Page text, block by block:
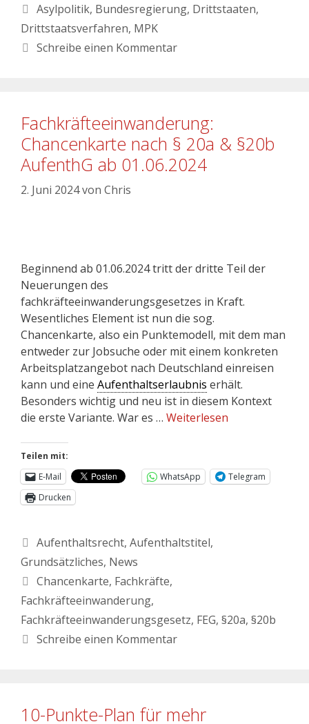
Asylpolitik, Bundesregierung, Drittstaaten,
Drittstaatsverfahren, MPK
Schreibe einen Kommentar
Fachkräfteeinwanderung:
Chancenkarte nach § 20a & §20b
AufenthG ab 01.06.2024
2. Juni 2024von Chris
Beginnend ab 01.06.2024 tritt der dritte Teil der
Neuerungen des
fachkräfteeinwanderungsgesetzes in Kraft.
Wesentliches Element ist nun die sog.
Chancenkarte, also ein Punktemodell, mit dem man
entweder zur Jobsuche oder mit einem konkreten
Arbeitsplatzangebot nach Deutschland einreisen
kann und eine Aufenthaltserlaubnis erhält.
Besonders wichtig und neu ist in diesem Kontext
die erste Variante. War es … Weiterlesen
Teilen mit:
E-Mail
WhatsApp
Telegram
Drucken
Aufenthaltsrecht, Aufenthaltstitel,
Grundsätzliches, News
Chancenkarte, Fachkräfte,
Fachkräfteeinwanderung,
Fachkräfteeinwanderungsgesetz, FEG, §20a, §20b
Schreibe einen Kommentar
10-Punkte-Plan für mehr